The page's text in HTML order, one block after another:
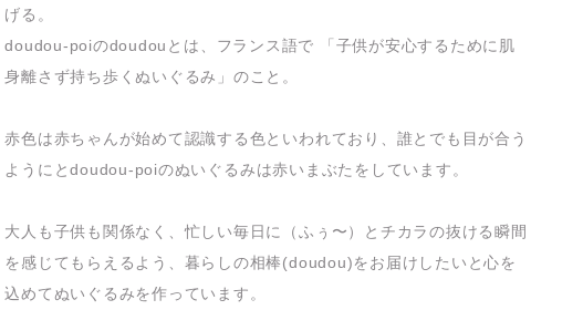
げる。
doudou-poiのdoudouとは、フランス語で 「子供が安心するために肌
身離さず持ち歩くぬいぐるみ」のこと。
赤色は赤ちゃんが始めて認識する色といわれており、誰とでも目が合う
ようにとdoudou-poiのぬいぐるみは赤いまぶたをしています。
大人も子供も関係なく、忙しい毎日に（ふぅ〜）とチカラの抜ける瞬間
を感じてもらえるよう、暮らしの相棒(doudou)をお届けしたいと心を
込めてぬいぐるみを作っています。